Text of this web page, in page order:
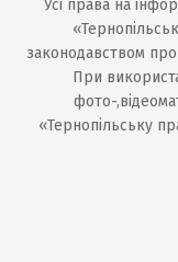
Усі права на
законодавством про
При
фото-
«Тернопільську